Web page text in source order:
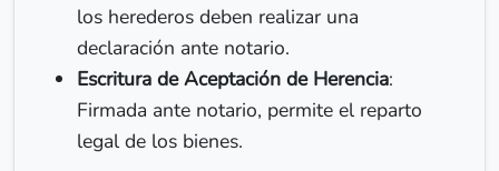
los herederos deben realizar una
declaración ante notario.
Escritura de Aceptación de Herencia:
Firmada ante notario, permite el reparto
legal de los bienes.